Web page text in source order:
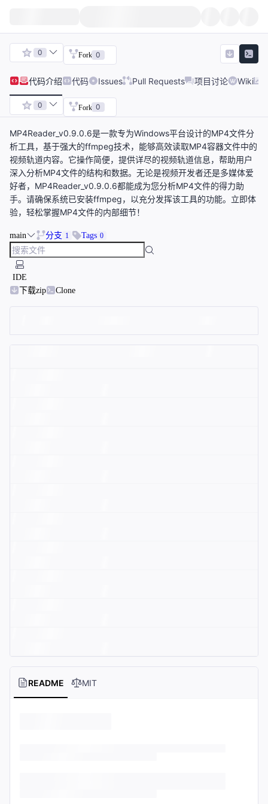
0 Fork 0
代码介绍 代码 Issues Pull Requests 项目讨论 Wiki
0 Fork 0
MP4Reader_v0.9.0.6是一款专为Windows平台设计的MP4文件分
析工具，基于强大的ffmpeg技术，能够高效读取MP4容器文件中的
视频轨道内容。它操作简便，提供详尽的视频轨道信息，帮助用户
深入分析MP4文件的结构和数据。无论是视频开发者还是多媒体爱
好者，MP4Reader_v0.9.0.6都能成为您分析MP4文件的得力助
手。请确保系统已安装ffmpeg，以充分发挥该工具的功能。立即体
验，轻松掌握MP4文件的内部细节！
main 分支 1 Tags 0
IDE
下载zip
Clone
README MIT